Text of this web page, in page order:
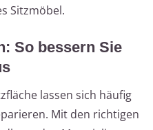
Sitzmöbel.
So bessern Sie
lassen sich häufig
Mit den richtigen